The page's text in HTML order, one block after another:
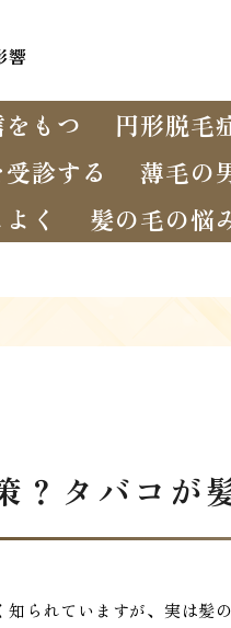
響
もつ 円形脱毛
診する
薄毛の
く
髪の毛の悩
？タバコが
られていますが、実は髪